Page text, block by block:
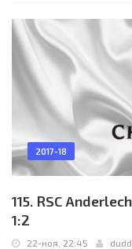
Эфтимиадис (Греция).
Хараламбос
2017-18
115. RSC
1:2
22-ноя, 22:45 dudd